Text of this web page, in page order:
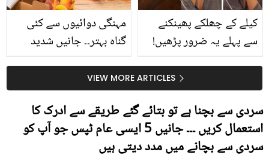
مہنگی دوائیوں سے کئی
گناہ بہتر۔۔ جانیں شدید
کیوں کھانا چاہیے؟
کیلے کے چھلکے پھینکنے
سے پہلے یہ ضرور پڑھیں!
سستا اور قدرتی حلVIEW MORE ARTICLES
سردی سے بچنا ہے تو بتائے گئے طریقے سے ادرک کا
استعمال کریں ۔۔۔ جانیں 5 ایسی عام ٹپس جو آپ کو
سردی سے بچانے میں مدد دیتی ہیں